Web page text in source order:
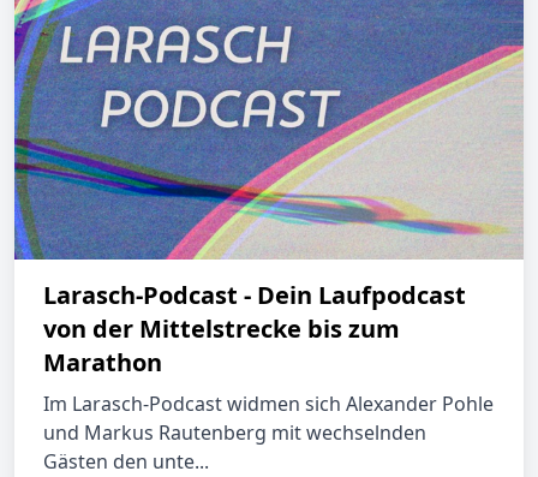
Larasch-Podcast - Dein Laufpodcast
von der Mittelstrecke bis zum
Marathon
Im Larasch-Podcast widmen sich Alexander Pohle
und Markus Rautenberg mit wechselnden
Gästen den unte...